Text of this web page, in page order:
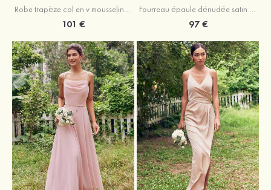
Robe trapèze col en v mousseline ras du sol robe de demoiselle d'honneur
101 €
Fourreau épaule dénudée satin extensible ras du sol robe de demoiselle d'honneur
97 €